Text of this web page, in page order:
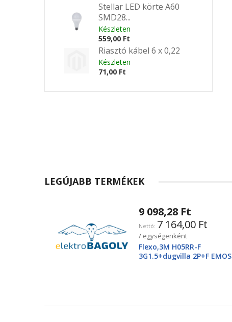
Stellar LED körte A60
SMD28...
Készleten
559,00 Ft
Riasztó kábel 6 x 0,22
Készleten
71,00 Ft
LEGÚJABB TERMÉKEK
9 098,28 Ft
7 164,00 Ft
/ egységenként
Flexo,3M H05RR-F
3G1.5+dugvilla 2P+F EMOS